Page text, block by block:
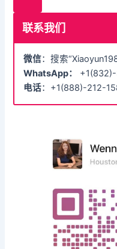
联系我们
微信：搜索
WhatsApp：
电话：+1(888)-212-